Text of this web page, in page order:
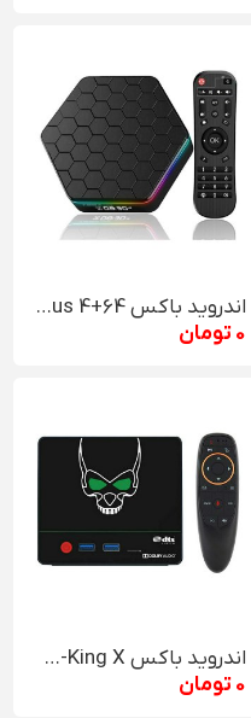
اندروید باکس T95z plus 4+64
0 تومان
اندروید باکس Beelink GS-King X
0 تومان